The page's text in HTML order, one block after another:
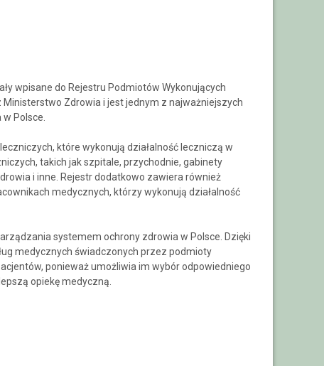
wpisane do Rejestru Podmiotów Wykonujących
Ministerstwo Zdrowia i jest jednym z najważniejszych
Polsce.
które wykonują działalność leczniczą w
takich jak szpitale, przychodnie, gabinety
i inne. Rejestr dodatkowo zawiera również
medycznych, którzy wykonują działalność
systemem ochrony zdrowia w Polsce. Dzięki
medycznych świadczonych przez podmioty
ponieważ umożliwia im wybór odpowiedniego
opiekę medyczną.